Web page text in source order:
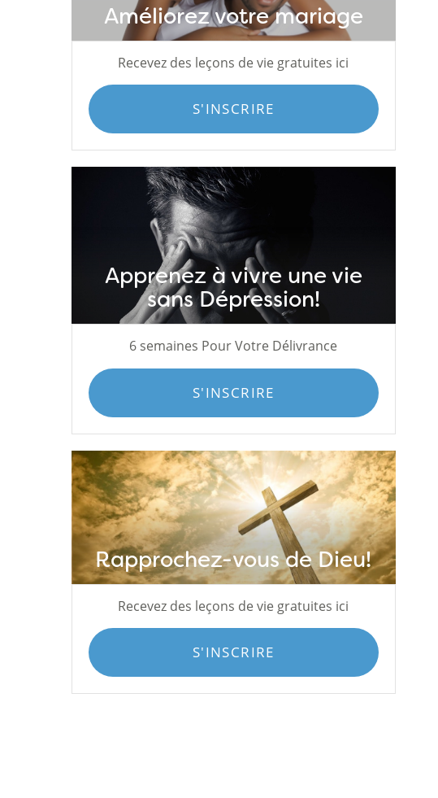
Améliorez votre mariage
Recevez des leçons de vie gratuites ici
S'INSCRIRE
Apprenez à vivre une vie
sans Dépression!
6 semaines Pour Votre Délivrance
S'INSCRIRE
Rapprochez-vous de Dieu!
Recevez des leçons de vie gratuites ici
S'INSCRIRE